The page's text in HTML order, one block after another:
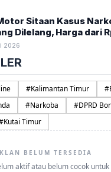
Sitaan Kasus
Dilelang, Harga dari
2026
#Kalimantan Timur #
#Narkoba #DPRD
Kutai Timur
BELUM TERSEDIA
aktif atau belum cocok